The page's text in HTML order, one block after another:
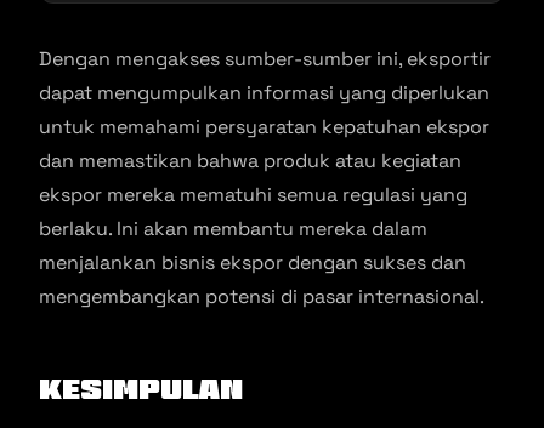
Dengan mengakses sumber-sumber ini, eksportir
dapat mengumpulkan informasi yang diperlukan
untuk memahami persyaratan kepatuhan ekspor
dan memastikan bahwa produk atau kegiatan
ekspor mereka mematuhi semua regulasi yang
berlaku. Ini akan membantu mereka dalam
menjalankan bisnis ekspor dengan sukses dan
mengembangkan potensi di pasar internasional.
Kesimpulan